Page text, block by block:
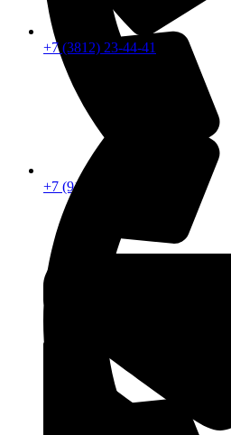
+7 (913) 672-49-54
+7 (3812) 23-44-41